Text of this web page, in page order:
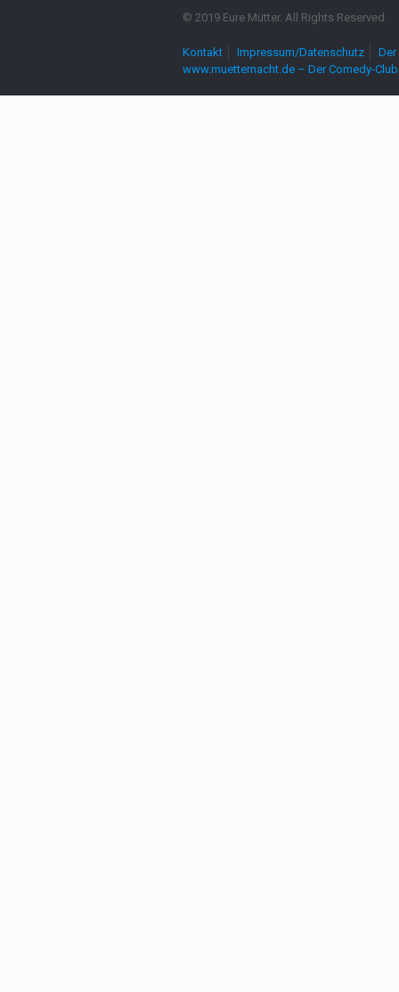
© 2019 Eure Mütter. All Rights Reserved.
Kontakt Impressum/Datenschutz
www.muetternacht.de – Der Comedy-Club